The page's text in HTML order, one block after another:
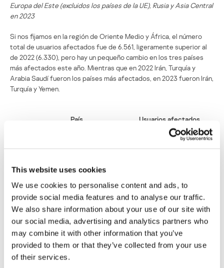
This website uses cookies
We use cookies to personalise content and ads, to
provide social media features and to analyse our traffic.
We also share information about your use of our site with
our social media, advertising and analytics partners who
may combine it with other information that you’ve
provided to them or that they’ve collected from your use
of their services.
Europa del Este (excluidos los países de la UE), Rusia y Asia Central
en 2023
Si nos fijamos en la región de Oriente Medio y África, el número
total de usuarios afectados fue de 6.561, ligeramente superior al
de 2022 (6.330), pero hay un pequeño cambio en los tres países
más afectados este año. Mientras que en 2022 Irán, Turquía y
Arabia Saudí fueron los países más afectados, en 2023 fueron Irán,
Turquía y Yemen.
País Usuarios afectados
3 Yemen 624
4 Egipto 569
5 Arabia Saudi 511
6 Algeria 495